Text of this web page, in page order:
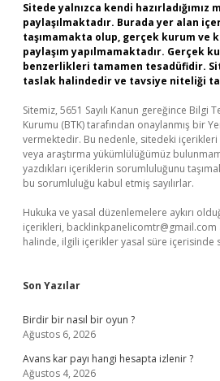
Sitede yalnızca kendi hazırladığımız
paylaşılmaktadır. Burada yer alan
taşımamakta olup, gerçek kurum ve
paylaşım yapılmamaktadır. Gerçek
benzerlikleri tamamen tesadüfidir.
taslak halindedir ve tavsiye niteliği
Sitemiz, 5651 Sayılı Kanun gereğince Bilgi
Kurumu (BTK) tarafından onaylanmış bir
vermektedir. Bu nedenle, sitedeki
veya araştırma yükümlülüğümüz
yazdıkları içeriklerin sorumluluğunu
bu sorumluluğu kabul etmiş sayılırlar.
Hukuka ve yasal düzenlemelere aykırı
içerikleri, backlinkpanelicomtr@gmail.com
halinde, ilgili içerikler yasal süre içerisinde
Son Yazılar
Birdir bir nasıl bir oyun ?
Ağustos 6, 2026
Avans kar payı hangi hesapta izlenir ?
Ağustos 4, 2026